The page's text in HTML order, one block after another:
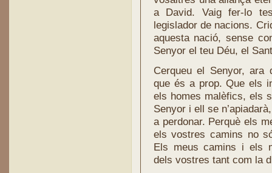
a David. Vaig fer-lo
legislador de nacions.
aquesta nació, sense
Senyor el teu Déu, el
Cerqueu el Senyor, ara
que és a prop. Que els
els homes malèfics, els
Senyor i ell se
a perdonar. Perquè els
els vostres camins no
Els meus camins i els
dels vostres tant com la